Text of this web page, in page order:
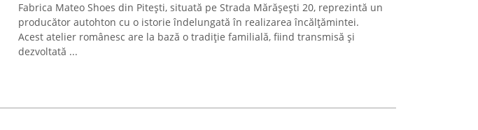
Fabrica Mateo Shoes din Pitești, situată pe Strada Mărășești 20, reprezintă un
producător autohton cu o istorie îndelungată în realizarea încălțămintei.
Acest atelier românesc are la bază o tradiție familială, fiind transmisă și
dezvoltată ...